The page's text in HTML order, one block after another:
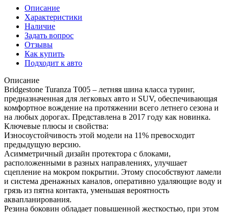
Описание
Характеристики
Наличие
Задать вопрос
Отзывы
Как купить
Подходит к авто
Описание
Bridgestone Turanza T005 – летняя шина класса туринг,
предназначенная для легковых авто и SUV, обеспечивающая
комфортное вождение на протяжении всего летнего сезона и
на любых дорогах. Представлена в 2017 году как новинка.
Ключевые плюсы и свойства:
Износоустойчивость этой модели на 11% превосходит
предыдущую версию.
Асимметричный дизайн протектора с блоками,
расположенными в разных направлениях, улучшает
сцепление на мокром покрытии. Этому способствуют ламели
и система дренажных каналов, оперативно удаляющие воду и
грязь из пятна контакта, уменьшая вероятность
аквапланирования.
Резина боковин обладает повышенной жесткостью, при этом